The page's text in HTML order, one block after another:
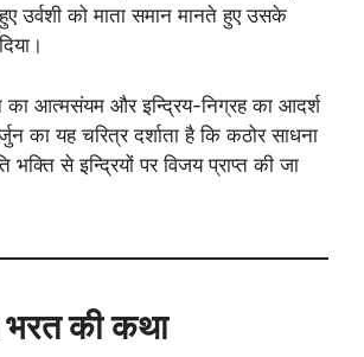
उर्वशी को माता समान मानते हुए उसके
आत्मसंयम और इन्द्रिय-निग्रह का आदर्श
का यह चरित्र दर्शाता है कि कठोर साधना
से इन्द्रियों पर विजय प्राप्त की जा
भरत की कथा